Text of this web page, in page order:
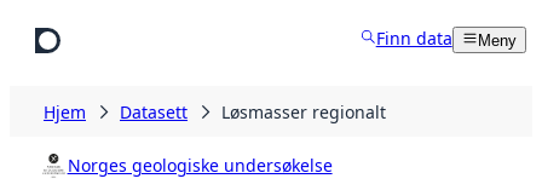
Finn data Meny
Hjem Datasett Løsmasser regionalt
Norges geologiske undersøkelse